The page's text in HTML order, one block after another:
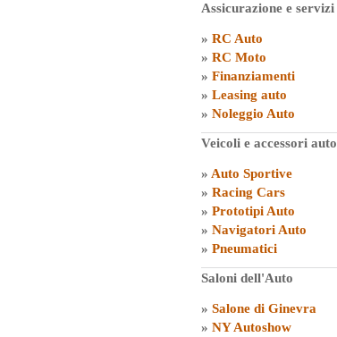
Assicurazione e servizi
» RC Auto
» RC Moto
» Finanziamenti
» Leasing auto
» Noleggio Auto
Veicoli e accessori auto
» Auto Sportive
» Racing Cars
» Prototipi Auto
» Navigatori Auto
» Pneumatici
Saloni dell'Auto
» Salone di Ginevra
» NY Autoshow